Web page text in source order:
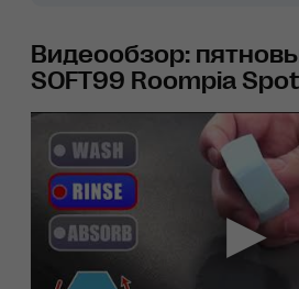
Видеообзор:
SOFT99 Roompia